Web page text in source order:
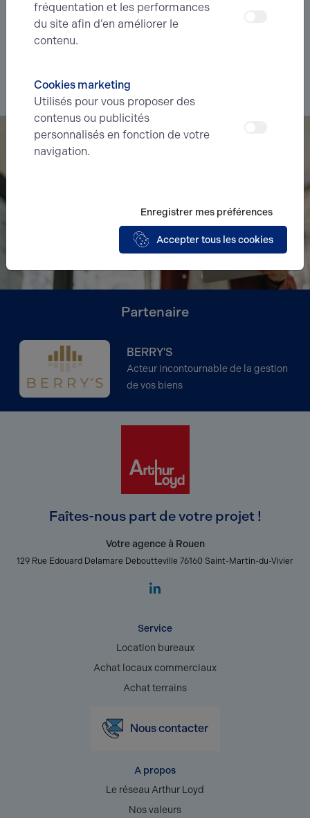
Déléguez votre projetà nos experts et soyez prévenus des
nouvelles offres en
Je souhaite déléguer ma recherche
Partenaire
BERRY'S
Acteur incontournable de la gestion
de vos biens
Faîtes-nous part de votre projet !
Votre agence à Rouen
129 Rue Edouard Delamare Deboutteville 76160 Saint-Martin-du-Vivier
Service
Location bureaux
Achat locaux commerciaux
Achat terrains
Nous contacter
A propos
Le réseau Arthur Loyd
Nos valeurs
fréquentation et les performances
du site afin d’en améliorer le
contenu.
Cookies marketing
Utilisés pour vous proposer des
contenus ou publicités
personnalisés en fonction de votre
navigation.
Enregistrer mes préférences
Accepter tous les cookies